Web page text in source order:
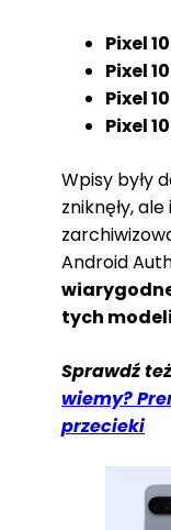
Pixel 10
Pixel
Pixel
Pixel
Wpisy były
zniknęły,
Android
tych
Sprawdź
wiemy?
przecieki